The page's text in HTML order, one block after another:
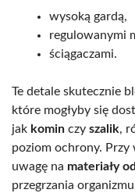
wysoką gardą,
regulowanymi
ściągaczami.
Te detale skutecznie
które mogłyby się
jak komin czy szalik,
poziom ochrony.
uwagę na materiały
przegrzania